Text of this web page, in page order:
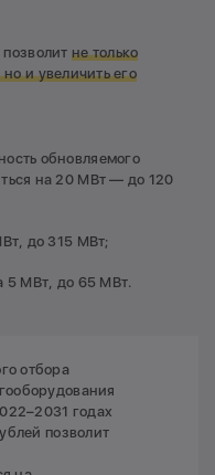
не только
и увеличить его
обновляемого
на 20 МВт — до 120
до 315 МВт;
5 МВт, до 65 МВт.
отбора
годах
позволит